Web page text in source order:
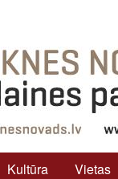
Kultūra
Vietas